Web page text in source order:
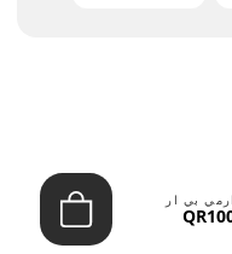
ارمي بي ار